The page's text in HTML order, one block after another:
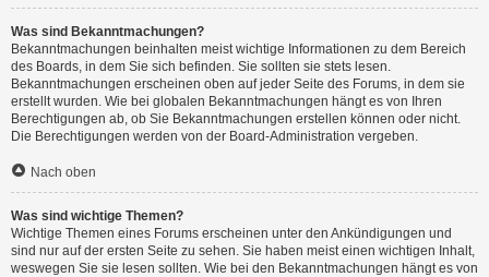
Was sind Bekanntmachungen?
Bekanntmachungen beinhalten meist wichtige Informationen zu dem Bereich
des Boards, in dem Sie sich befinden. Sie sollten sie stets lesen.
Bekanntmachungen erscheinen oben auf jeder Seite des Forums, in dem sie
erstellt wurden. Wie bei globalen Bekanntmachungen hängt es von Ihren
Berechtigungen ab, ob Sie Bekanntmachungen erstellen können oder nicht.
Die Berechtigungen werden von der Board-Administration vergeben.
Nach oben
Was sind wichtige Themen?
Wichtige Themen eines Forums erscheinen unter den Ankündigungen und
sind nur auf der ersten Seite zu sehen. Sie haben meist einen wichtigen Inhalt,
weswegen Sie sie lesen sollten. Wie bei den Bekanntmachungen hängt es von